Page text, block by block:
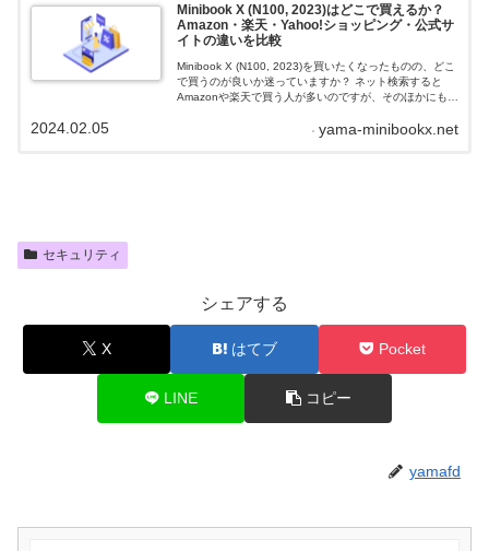
Minibook X (N100, 2023)はどこで買えるか？
Amazon・楽天・Yahoo!ショッピング・公式サ
イトの違いを比較
Minibook X (N100, 2023)を買いたくなったものの、どこ
で買うのが良いか迷っていますか？ ネット検索すると
Amazonや楽天で買う人が多いのですが、そのほかにも
う場所によって価格以外にも保証や返品が大きく異なっ
yama-minibookx.net
2024.02.05
セキュリティ
シェアする
X はてブ Pocket
LINE コピー
yamafd